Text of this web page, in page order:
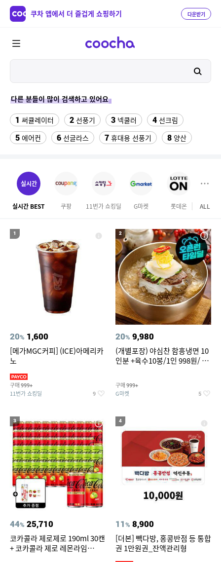
쿠차 앱에서 더 즐겁게 쇼핑하기 다운받기
다른 분들이 많이 검색하고 있어요
1 써큘레이터 2 선풍기 3 넥쿨러 4 선크림
5 에어컨 6 선글라스 7 휴대용 선풍기 8 양산
12 팔찌부자재
14 롯데월드 자유이용권 엄마옷
17 엘칸토 18 19 슬리퍼 ALL
실시간
실시간 BEST 쿠팡 11번가 쇼킹딜 G마켓 롯데온
1
20% 1,600
[메가MGC커피] (ICE)아메리카
노
구매 999+
11번가 쇼킹딜 9
2
20% 9,980
(개별포장) 야심찬 함흥냉면 10
인분 +육수10봉/1인 998원/ 머
구매 999+
G마켓 5
3
44% 25,710
코카콜라 제로제로 190ml 30캔
+ 코카콜라 제로 레몬라임
4
11% 8,900
[더본] 빽다방, 홍콩반점 등 통합
권 1만원권_잔액관리형